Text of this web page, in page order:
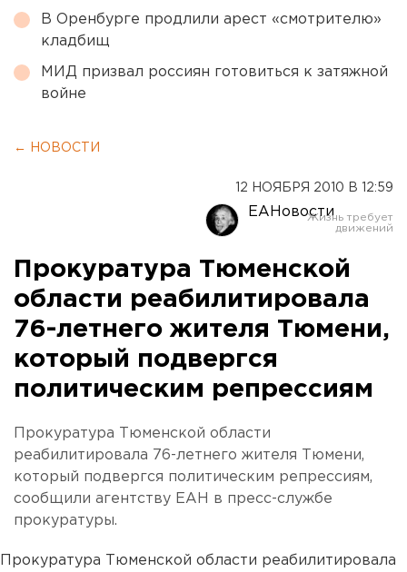
В Оренбурге продлили арест «смотрителю»
кладбищ
МИД призвал россиян готовиться к затяжной
войне
← НОВОСТИ
12 НОЯБРЯ 2010 В 12:59
ЕАНовости
Прокуратура Тюменской
области реабилитировала
76-летнего жителя Тюмени,
который подвергся
политическим репрессиям
Прокуратура Тюменской области
реабилитировала 76-летнего жителя Тюмени,
который подвергся политическим репрессиям,
сообщили агентству ЕАН в пресс-службе
прокуратуры.
Прокуратура Тюменской области реабилитировала